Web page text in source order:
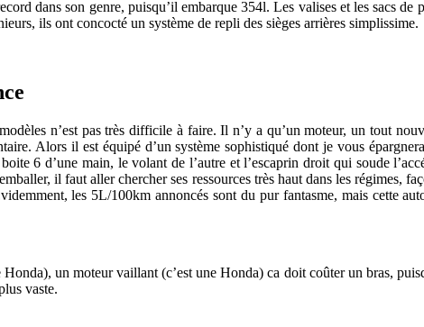
dans son genre, puisqu’il embarque 354l. Les valises et les sacs
ils ont concocté un système de repli des sièges arrières simplissime.
n’est pas très difficile à faire. Il n’y a qu’un moteur, un tout
Alors il est équipé d’un système sophistiqué dont je vous
6 d’une main, le volant de l’autre et l’escaprin droit qui soude
il faut aller chercher ses ressources très haut dans les régimes,
les 5L/100km annoncés sont du pur fantasme, mais cette
un moteur vaillant (c’est une Honda) ca doit coûter un bras,
vaste.